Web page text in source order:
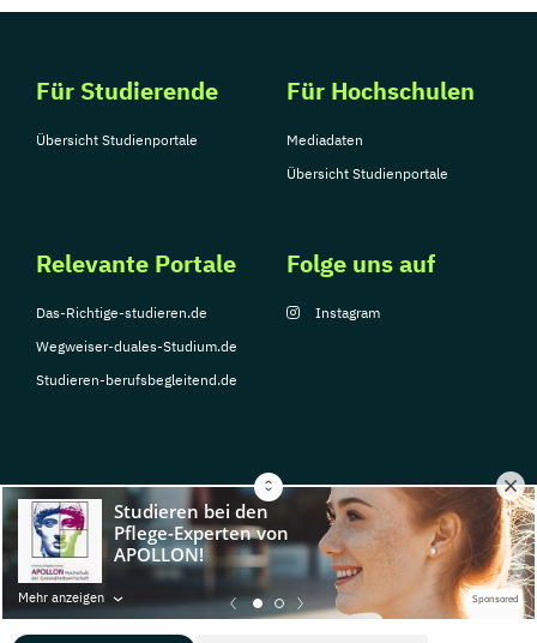
Mehr anzeigen Sponsored
Für Studierende
Übersicht Studienportale
Für Hochschulen
Mediadaten
Übersicht Studienportale
Relevante Portale
Das-Richtige-studieren.de
Wegweiser-duales-Studium.de
Studieren-berufsbegleitend.de
Folge uns auf
Instagram
© Copyright 2026, TarGroup Media GmbH
Impressum
Datenschutzerklärung Nutzungsbedingungen